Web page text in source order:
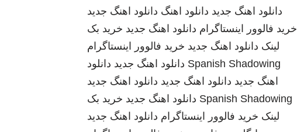
دانلود اهنگ جدید دانلود اهنگ دانلود اهنگ جدید
خرید فالوور اینستاگرام دانلود اهنگ جدید خرید بک
لینک دانلود اهنگ جدید خرید فالوور اینستاگرام
Spanish Shadowing دانلود اهنگ جدید دانلود
اهنگ جدید دانلود اهنگ جدید دانلود اهنگ جدید
Spanish Shadowing دانلود اهنگ جدید خرید بک
لینک خرید فالوور اینستاگرام دانلود اهنگ جدید